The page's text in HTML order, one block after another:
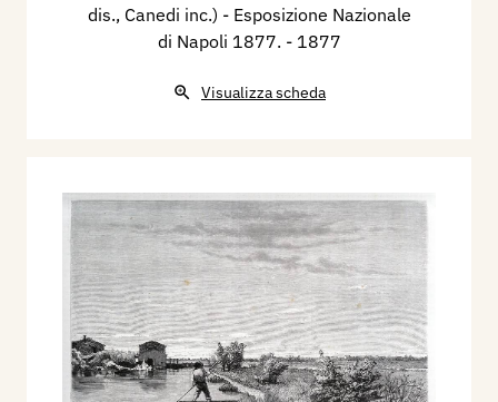
dis., Canedi inc.) - Esposizione Nazionale
di Napoli 1877. - 1877
Visualizza scheda